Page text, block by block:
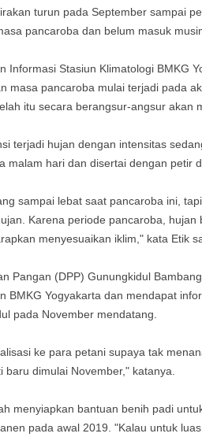
turun pada September sampai
pancaroba dan belum masuk
Informasi Stasiun Klimatologi BMKG
masa pancaroba mulai terjadi pada
itu secara berangsur-angsur akan
terjadi hujan dengan intensitas
malam hari dan disertai dengan petir
sampai lebat saat pancaroba ini,
Karena periode pancaroba, hujan
menyesuaikan iklim," kata Etik
Pangan (DPP) Gunungkidul
BMKG Yogyakarta dan mendapat
pada November mendatang.
ke para petani supaya tak
dimulai November," katanya.
menyiapkan bantuan benih padi
pada awal 2019. "Kalau untuk